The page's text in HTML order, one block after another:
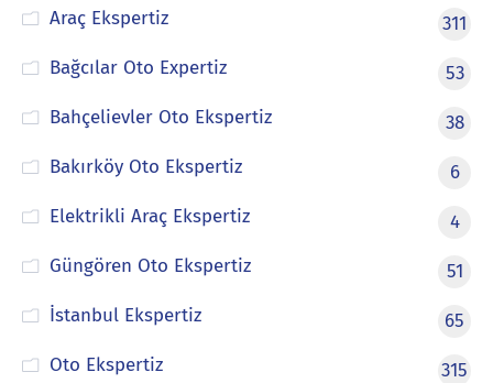
Araç Ekspertiz
311
Bağcılar Oto Expertiz
53
Bahçelievler Oto Ekspertiz
38
Bakırköy Oto Ekspertiz
6
Elektrikli Araç Ekspertiz
4
Güngören Oto Ekspertiz
51
İstanbul Ekspertiz
65
Oto Ekspertiz
315